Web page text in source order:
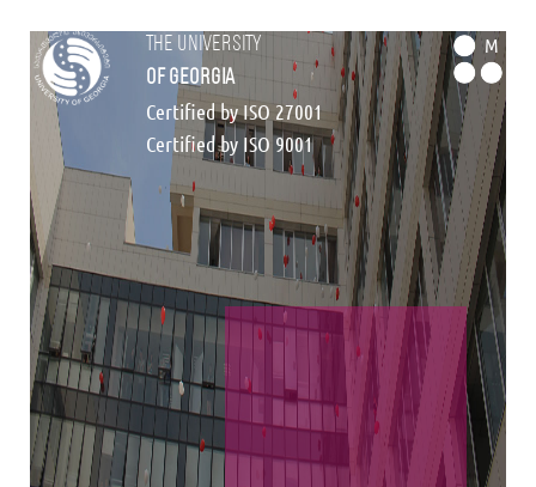
the university
of georgia
Certified by ISO 27001
Certified by ISO 9001
M